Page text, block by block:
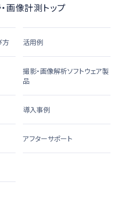
画像計測トップ
方 活用例
撮影・画像解析ソフトウェア製
品
導入事例
アフターサポート